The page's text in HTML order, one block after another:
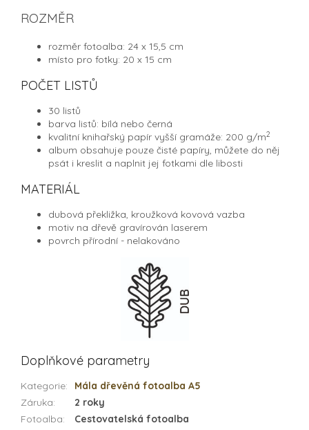
ROZMĚR
rozměr fotoalba: 24 x 15,5 cm
místo pro fotky: 20 x 15 cm
POČET LISTŮ
30 listů
barva listů: bílá nebo černá
kvalitní knihařský papír vyšší gramáže: 200 g/m2
album obsahuje pouze čisté papíry, můžete do něj
psát i kreslit a naplnit jej fotkami dle libosti
MATERIÁL
dubová překližka, kroužková kovová vazba
motiv na dřevě gravírován laserem
povrch přírodní - nelakováno
Doplňkové parametry
Kategorie:
Mála dřevěná fotoalba A5
Záruka:
2 roky
Fotoalba:
Cestovatelská fotoalba